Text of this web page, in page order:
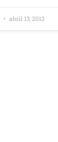
abril 13, 2012